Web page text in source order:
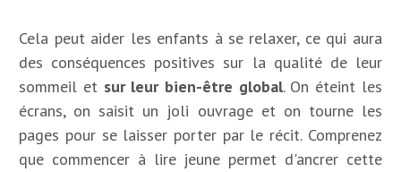
Cela peut aider les enfants à se relaxer, ce qui aura
des conséquences positives sur la qualité de leur
sommeil et sur leur bien-être global. On éteint les
écrans, on saisit un joli ouvrage et on tourne les
pages pour se laisser porter par le récit. Comprenez
que commencer à lire jeune permet d'ancrer cette